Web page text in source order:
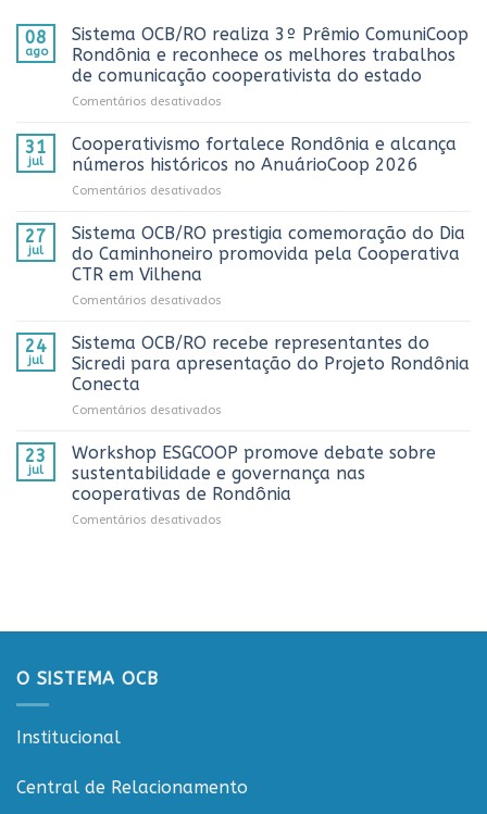
08
ago
Sistema OCB/RO realiza 3º Prêmio ComuniCoop
Rondônia e reconhece os melhores trabalhos
de comunicação cooperativista do estado
Comentários desativados
OCB/RO
3º
Rondônia
e
reconhece
de
comunicação
cooperativista
31
jul
Cooperativismo fortalece Rondônia e alcança
números históricos no AnuárioCoop 2026
Comentários desativados
fortalece
Rondônia
e
no
AnuárioCoop
2026
27
jul
Sistema OCB/RO prestigia comemoração do Dia
do Caminhoneiro promovida pela Cooperativa
CTR em Vilhena
Comentários desativados
OCB/RO
prestigia
comemoração
Caminhoneiro
promovida
pela
Cooperativa
24
jul
Sistema OCB/RO recebe representantes do
Sicredi para apresentação do Projeto Rondônia
Conecta
Comentários desativados
OCB/RO
recebe
representantes
do
Conecta
23
jul
Workshop ESGCOOP promove debate sobre
sustentabilidade e governança nas
cooperativas de Rondônia
Comentários desativados
sustentabilidade
O SISTEMA OCB
Institucional
Central de Relacionamento